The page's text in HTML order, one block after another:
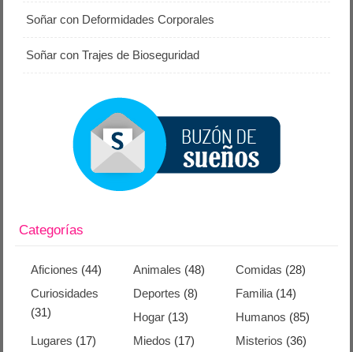
Soñar con Deformidades Corporales
Soñar con Trajes de Bioseguridad
Categorías
Aficiones (44) Animales (48) Comidas (28)
Curiosidades
(31)
Deportes (8) Familia(14)
Hogar (13) Humanos (85)
Lugares (17) Miedos (17) Misterios (36)